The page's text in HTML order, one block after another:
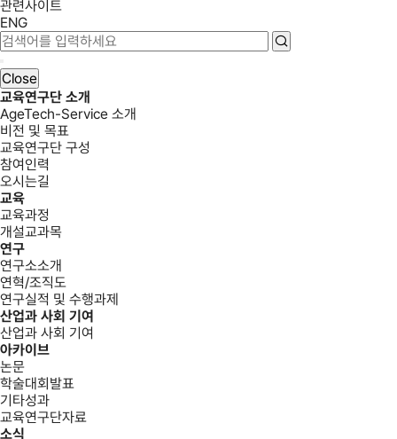
관련사이트
ENG
Close
교육연구단 소개
AgeTech-Service 소개
비전 및 목표
교육연구단 구성
참여인력
오시는길
교육
교육과정
개설교과목
연구
연구소소개
연혁/조직도
연구실적 및 수행과제
산업과 사회 기여
산업과 사회 기여
아카이브
논문
학술대회발표
기타성과
교육연구단자료
소식